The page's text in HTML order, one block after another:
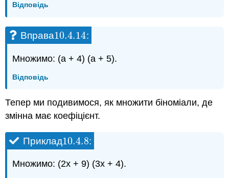
Відповідь
Вправа10.4.14
10.4.14:
Множимо: (a + 4) (a + 5).
Відповідь
Тепер ми подивимося, як множити біноміали, де
змінна має коефіцієнт.
Приклад10.4.8
10.4.8:
Множимо: (2x + 9) (3x + 4).